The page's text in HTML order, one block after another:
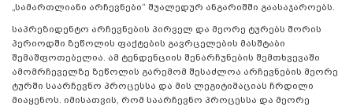
„სამართლიანი არჩევნები“ შუალედურ ანგარიშში გაასაჯაროებს.
საპრეზიდენტო არჩევნების პირველ და მეორე ტურებს შორის
პერიოდში ზეწოლის ფაქტების გავრცელების მასშტაბი
შემაშფოთებელია. ამ ტენდენციის შენარჩუნების შემთხვევაში
ამომრჩეველზე ზეწოლის გარემომ შესაძლოა არჩევნების მეორე
ტურში საარჩევნო პროცესსა და მის ლეგიტიმაციას ჩრდილი
მიაყენოს. იმისათვის, რომ საარჩევნო პროცესსა და მეორე